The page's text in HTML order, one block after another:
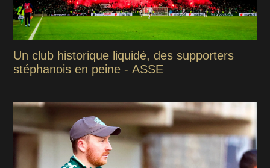
Un club historique liquidé, des supporters
stéphanois en peine - ASSE